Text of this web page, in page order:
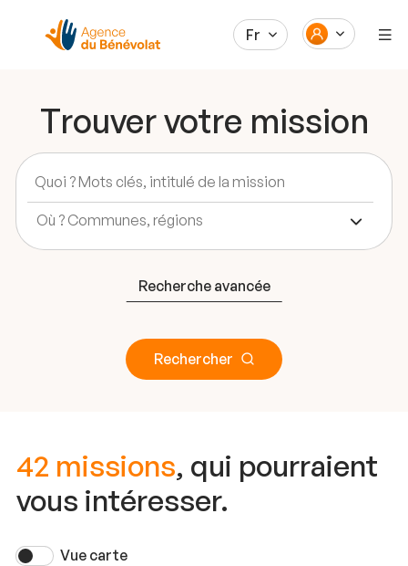
Fr
Trouver votre mission
Recherche avancée
Rechercher
42 missions, qui pourraient
vous intéresser.
Vue carte